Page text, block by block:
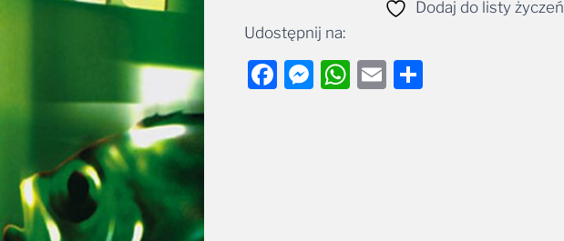
Dodaj do listy życzeń
Udostępnij na:
Facebook
Messenger
WhatsApp
EmailShare